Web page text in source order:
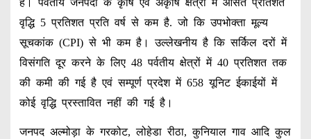
है। पर्वतीय जनपदों के कृषि एवं अकृषि क्षेत्रों में औसत प्रतिशत
वृद्धि 5 प्रतिशत प्रति वर्ष से कम है. जो कि उपभोक्ता मूल्य
सूचकांक (CPI) से भी कम है। उल्लेखनीय है कि सर्किल दरों में
विसंगति दूर करने के लिए 48 पर्वतीय क्षेत्रों में 40 प्रतिशत तक
की कमी की गई है एवं सम्पूर्ण प्रदेश में 658 यूनिट ईकाईयों में
कोई वृद्धि प्रस्तावित नहीं की गई है।
जनपद अल्मोड़ा के गरकोट, लोहेडा रीठा, कुनियाल गाव आदि कुल